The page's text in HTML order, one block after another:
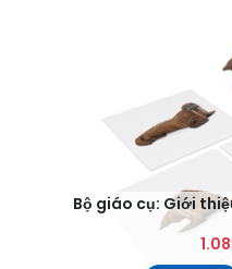
Bộ giáo cụ: Giới